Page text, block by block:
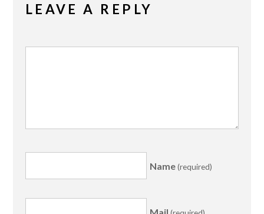
LEAVE A REPLY
Name(required)